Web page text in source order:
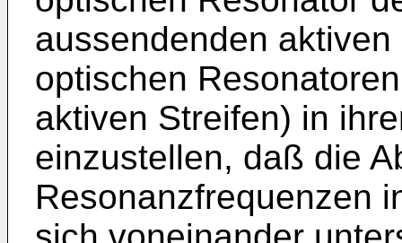
aussendenden
optischen
aktiven Streifen) in
einzustellen, daß die
Resonanzfrequenzen